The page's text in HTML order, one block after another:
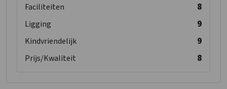
Faciliteiten 8
Ligging 9
Kindvriendelijk 9
Prijs/Kwaliteit 8